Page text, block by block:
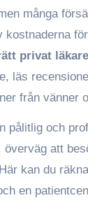
många
kostnaderna
privat
läs
från vänner
pålitlig och
att
kan du
en